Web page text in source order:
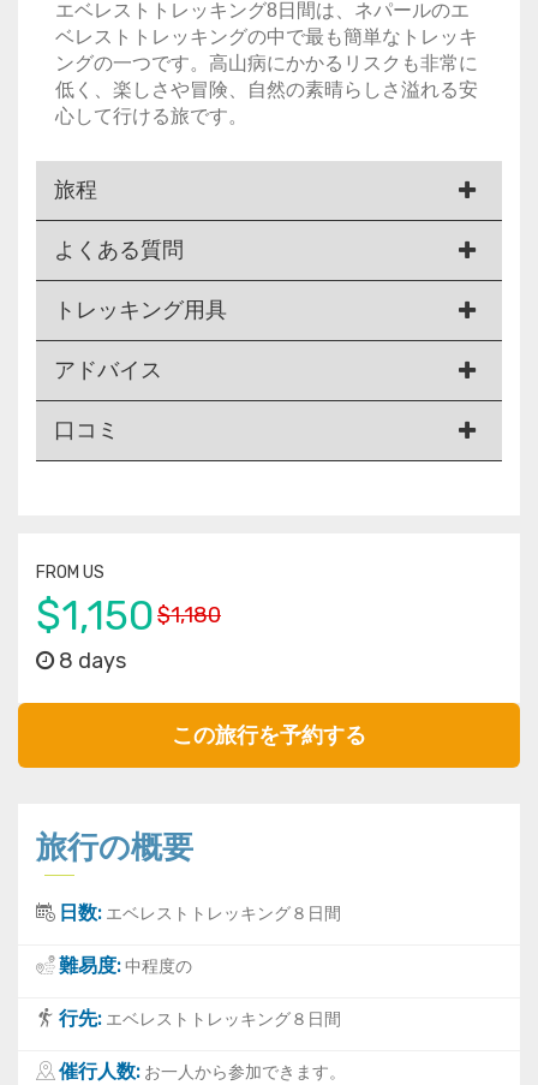
エベレストトレッキング8日間は、ネパールのエ
ベレストトレッキングの中で最も簡単なトレッキ
ングの一つです。高山病にかかるリスクも非常に
低く、楽しさや冒険、自然の素晴らしさ溢れる安
心して行ける旅です。
旅程
よくある質問
トレッキング用具
アドバイス
口コミ
FROM US
$1,150$1,180
8 days
この旅行を予約する
旅行の概要
日数: エベレストトレッキング８日間
難易度:中程度の
行先: エベレストトレッキング８日間
催行人数: お一人から参加できます。